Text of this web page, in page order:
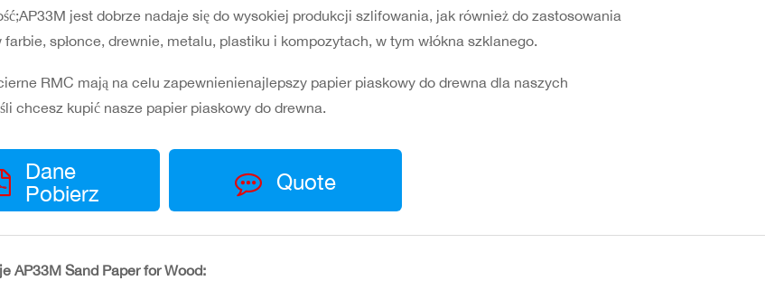
jest dobrze nadaje się do wysokiej produkcji szlifowania, jak również do zastosowania
spłonce, drewnie, metalu, plastiku i kompozytach, w tym włókna szklanego.
RMC mają na celu zapewnienienajlepszy papier piaskowy do drewna dla naszych
chcesz kupić nasze papier piaskowy do drewna.
Dane
Pobierz
Quote
AP33M Sand Paper for Wood: